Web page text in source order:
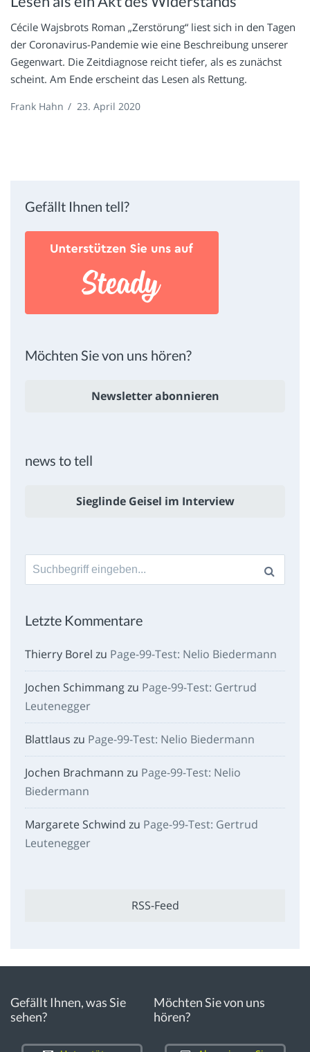
Cécile Wajsbrots Roman „Zerstörung“ liest sich in den Tagen
der Coronavirus-Pandemie wie eine Beschreibung unserer
Gegenwart. Die Zeitdiagnose reicht tiefer, als es zunächst
scheint. Am Ende erscheint das Lesen als Rettung.
Frank Hahn / 23. April 2020
Gefällt Ihnen tell?
Möchten Sie von uns hören?
Newsletter abonnieren
news to tell
Sieglinde Geisel im Interview
Suche
nach:
Letzte Kommentare
Thierry Borel zu Page-99-Test: Nelio Biedermann
Jochen Schimmangzu Page-99-Test: Gertrud
Leutenegger
Blattlaus zu Page-99-Test: Nelio Biedermann
Jochen Brachmann zu Page-99-Test: Nelio
Biedermann
Margarete Schwind zu Page-99-Test: Gertrud
Leutenegger
RSS-Feed
Gefällt Ihnen, was Sie
sehen?
Möchten Sie von uns
hören?